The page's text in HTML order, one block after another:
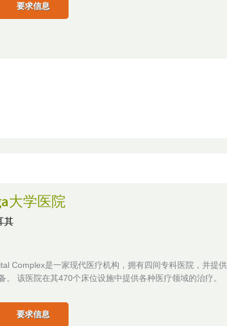
要求信息
大学医院
其
Complex是一家现代医疗机构，拥有四间专科医院，并提
。 该医院在其470个床位设施中提供各种医疗领域的治疗。
要求信息